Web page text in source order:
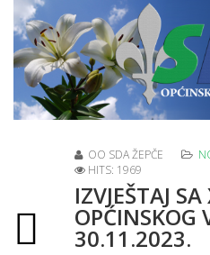
OO SDA ŽEPČE
HITS: 1969
IZVJEŠTAJ
OPĆINSKOG
30.11.2023.